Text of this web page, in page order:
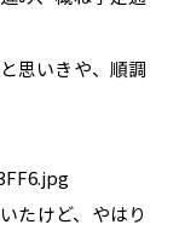
思いきや、順調
たけど、やはり